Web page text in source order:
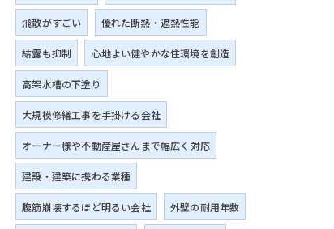
飛散がすごい 優れた断熱・遮熱性能
結露も抑制 心地よい健やかな住環境を創造
高架水槽の下塗り
大規模修繕工事を手掛ける会社
オーナー様や不動産屋さんまで幅広く対応
建設・建築に携わる業種
腹筋崩壊するほど明るい会社 外壁の耐用年数